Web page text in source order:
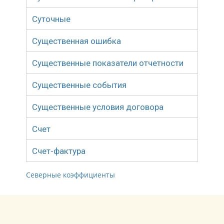
Суточные
Существенная ошибка
Существенные показатели отчетности
Существенные события
Существенные условия договора
Счет
Счет-фактура
Северные коэффициенты